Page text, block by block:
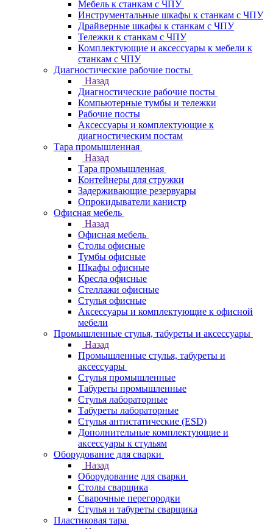
Мебель к станкам с ЧПУ
Инструментальные шкафы к станкам с ЧПУ
Драйверные шкафы к станкам с ЧПУ
Тележки к станкам с ЧПУ
Комплектующие и аксессуары к мебели к
станкам с ЧПУ
Диагностические рабочие посты
Назад
Диагностические рабочие посты
Компьютерные тумбы и тележки
Рабочие посты
Аксессуары и комплектующие к
диагностическим постам
Тара промышленная
Назад
Тара промышленная
Контейнеры для стружки
Задерживающие резервуары
Опрокидыватели канистр
Офисная мебель
Назад
Офисная мебель
Столы офисные
Тумбы офисные
Шкафы офисные
Кресла офисные
Стеллажи офисные
Стулья офисные
Аксессуары и комплектующие к офисной
мебели
Промышленные стулья, табуреты и аксессуары
Назад
Промышленные стулья, табуреты и
аксессуары
Стулья промышленные
Табуреты промышленные
Стулья лабораторные
Табуреты лабораторные
Стулья антистатические (ESD)
Дополнительные комплектующие и
аксессуары к стульям
Оборудование для сварки
Назад
Оборудование для сварки
Столы сварщика
Сварочные перегородки
Стулья и табуреты сварщика
Пластиковая тара